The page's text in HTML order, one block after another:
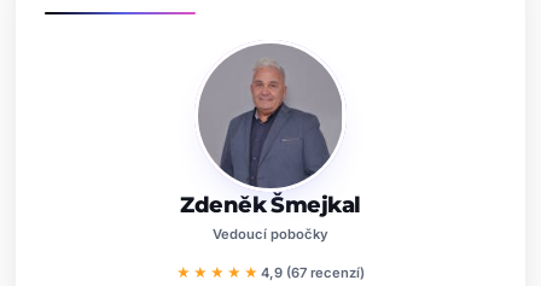
Zdeněk Šmejkal
Vedoucí pobočky
★★★★★ 4,9 (67 recenzí)